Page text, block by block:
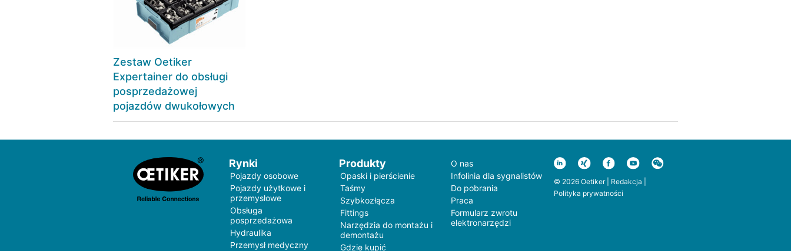
Zestaw Oetiker
Expertainer do obsługi
posprzedażowej
pojazdów dwukołowych
Rynki
Pojazdy osobowe
Pojazdy użytkowe i
przemysłowe
Obsługa
posprzedażowa
Hydraulika
Przemysł medyczny
Produkty
Opaski i pierścienie
Taśmy
Szybkozłącza
Fittings
Narzędzia do montażu i
demontażu
Gdzie kupić
O nas
Infolinia dla sygnalistów
Do pobrania
Praca
Formularz zwrotu
elektronarzędzi
© 2026 Oetiker | Redakcja
Polityka prywatności